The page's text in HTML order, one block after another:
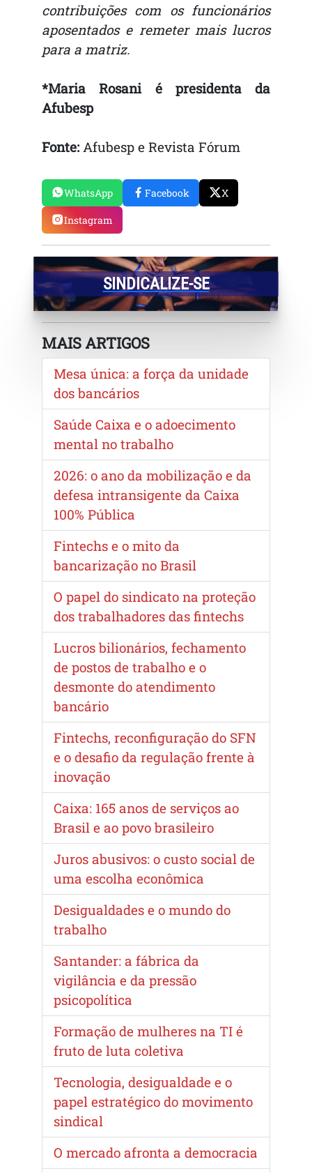
contribuições com os funcionários
aposentados e remeter mais lucros
para a matriz.
*Maria Rosani é presidenta da
Afubesp
Fonte: Afubesp e Revista Fórum
WhatsApp Facebook X
Instagram
SINDICALIZE-SE
MAIS ARTIGOS
Mesa única: a força da unidade
dos bancários
Saúde Caixa e o adoecimento
mental no trabalho
2026: o ano da mobilização e da
defesa intransigente da Caixa
100% Pública
Fintechs e o mito da
bancarização no Brasil
O papel do sindicato na proteção
dos trabalhadores das fintechs
Lucros bilionários, fechamento
de postos de trabalho e o
desmonte do atendimento
bancário
Fintechs, reconfiguração do SFN
e o desafio da regulação frente à
inovação
Caixa: 165 anos de serviços ao
Brasil e ao povo brasileiro
Juros abusivos: o custo social de
uma escolha econômica
Desigualdades e o mundo do
trabalho
Santander: a fábrica da
vigilância e da pressão
psicopolítica
Formação de mulheres na TI é
fruto de luta coletiva
Tecnologia, desigualdade e o
papel estratégico do movimento
sindical
O mercado afronta a democracia